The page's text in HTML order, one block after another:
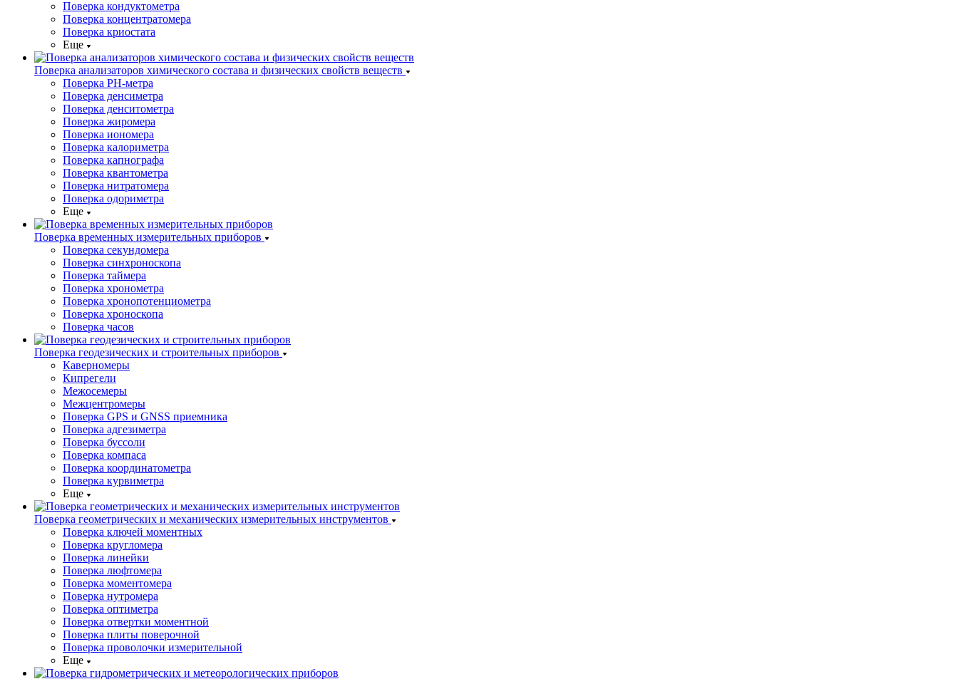
Поверка кондуктометра
Поверка концентратомера
Поверка криостата
Еще
Поверка анализаторов химического состава и физических свойств веществ
Поверка PH-метра
Поверка денсиметра
Поверка денситометра
Поверка жиромера
Поверка иономера
Поверка калориметра
Поверка капнографа
Поверка квантометра
Поверка нитратомера
Поверка одориметра
Еще
Поверка временных измерительных приборов
Поверка секундомера
Поверка синхроноскопа
Поверка таймера
Поверка хронометра
Поверка хронопотенциометра
Поверка хроноскопа
Поверка часов
Поверка геодезических и строительных приборов
Каверномеры
Кипрегели
Межосемеры
Межцентромеры
Поверка GPS и GNSS приемника
Поверка адгезиметра
Поверка буссоли
Поверка компаса
Поверка координатометра
Поверка курвиметра
Еще
Поверка геометрических и механических измерительных инструментов
Поверка ключей моментных
Поверка кругломера
Поверка линейки
Поверка люфтомера
Поверка моментомера
Поверка нутромера
Поверка оптиметра
Поверка отвертки моментной
Поверка плиты поверочной
Поверка проволочки измерительной
Еще